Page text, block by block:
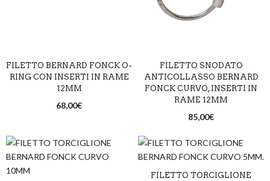
FILETTO BERNARD FONCK O-
RING CON INSERTI IN RAME
12MM
68,00€
FILETTO SNODATO
ANTICOLLASSO BERNARD
FONCK CURVO, INSERTI IN
RAME 12MM
85,00€
FILETTO TORCIGLIONE